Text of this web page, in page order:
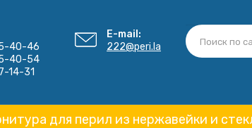
40-46
40-54
14-31
E-mail:
222@peri.la
для перил из нержавейки и